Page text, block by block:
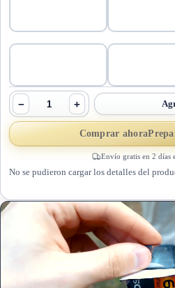
− +
Comprar ahora
Envío gratis en 2 días
No se pudieron cargar los detalles del